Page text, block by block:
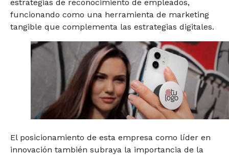
estrategias de reconocimiento de empleados,
funcionando como una herramienta de marketing
tangible que complementa las estrategias digitales.
El posicionamiento de esta empresa como líder en
innovación también subraya la importancia de la